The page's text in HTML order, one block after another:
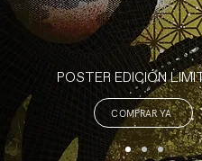
POSTER EDICIÓN
COMPRAR YA